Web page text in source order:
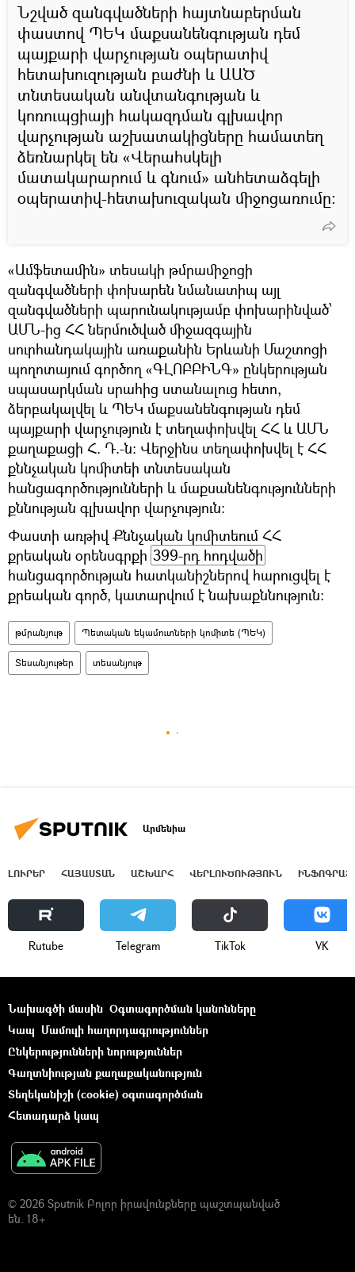
Նշված զանգվածների հայտնաբերման
փաստով ՊԵԿ մաքսանենգության դեմ
պայքարի վարչության օպերատիվ
հետախուզության բաժնի և ԱԱԾ
տնտեսական անվտանգության և
կոռուպցիայի հակազդման գլխավոր
վարչության աշխատակիցները համատեղ
ձեռնարկել են «Վերահսկելի
մատակարարում և գնում» անհետաձգելի
օպերատիվ-հետախուզական միջոցառումը:
«Ամֆետամին» տեսակի թմրամիջոցի
զանգվածների փոխարեն նմանատիպ այլ
զանգվածների պարունակությամբ փոխարինված՝
ԱՄՆ-ից ՀՀ ներմուծված միջազգային
սուրհանդակային առաքանին Երևանի Մաշտոցի
պողոտայում գործող «ԳԼՈԲԲԻՆԳ» ընկերության
սպասարկման սրահից ստանալուց հետո,
ձերբակալվել և ՊԵԿ մաքսանենգության դեմ
պայքարի վարչություն է տեղափոխվել ՀՀ և ԱՄՆ
քաղաքացի Հ. Դ.-ն: Վերջինս տեղափոխվել է ՀՀ
քննչական կոմիտեի տնտեսական
հանցագործությունների և մաքսանենգությունների
քննության գլխավոր վարչություն:
Փաստի առթիվ Քննչական կոմիտեում ՀՀ
քրեական օրենսգրքի 399-րդ հոդվածի
հանցագործության հատկանիշներով հարուցվել է
քրեական գործ, կատարվում է նախաքննություն:
թմրանյութ Պետական եկամուտների կոմիտե (ՊԵԿ)
Տեսանյութեր տեսանյութ
Արմենիա
ԼՈՒՐԵՐ ՀԱՅԱՍՏԱՆ ԱՇԽԱՐՀ ՎԵՐԼՈՒԾՈՒԹՅՈՒՆ
Rutube Telegram ТikТоk VK
Նախագծի մասին Օգտագործման կանոնները
Կապ Մամուլի հաղորդագրություններ
Ընկերությունների նորություններ
Գաղտնիության քաղաքականություն
Տեղեկանիշի (cookie) օգտագործման
Հետադարձ կապ
© 2026 Sputnik Բոլոր իրավունքները պաշտպանված
են. 18+